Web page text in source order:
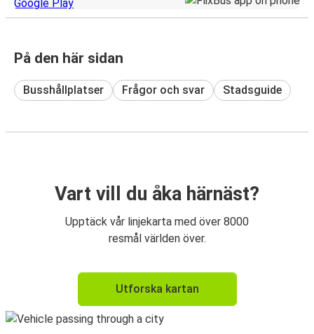
På den här sidan
Busshållplatser Frågor och svar Stadsguide
Vart vill du åka härnäst?
Upptäck vår linjekarta med över 8000
resmål världen över.
Utforska kartan